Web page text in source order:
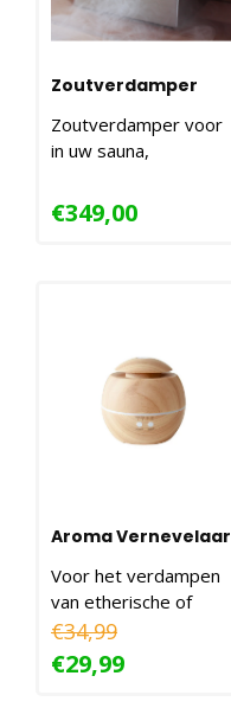
Zoutverdamper
Zoutverdamper voor
in uw sauna,
woonkamer of op
kantoor...
€349,00
Aroma Vernevelaar
Voor het verdampen
van etherische of
essentiële oliën!
€34,99
€29,99